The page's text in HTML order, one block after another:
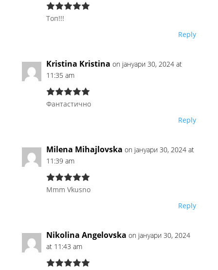
Топ!!!
Reply
Kristina Kristina on јануари 30, 2024 at
11:35 am
Фантастично
Reply
Milena Mihajlovska on јануари 30, 2024 at
11:39 am
Mmm Vkusno
Reply
Nikolina Angelovska on јануари 30, 2024
at 11:43 am